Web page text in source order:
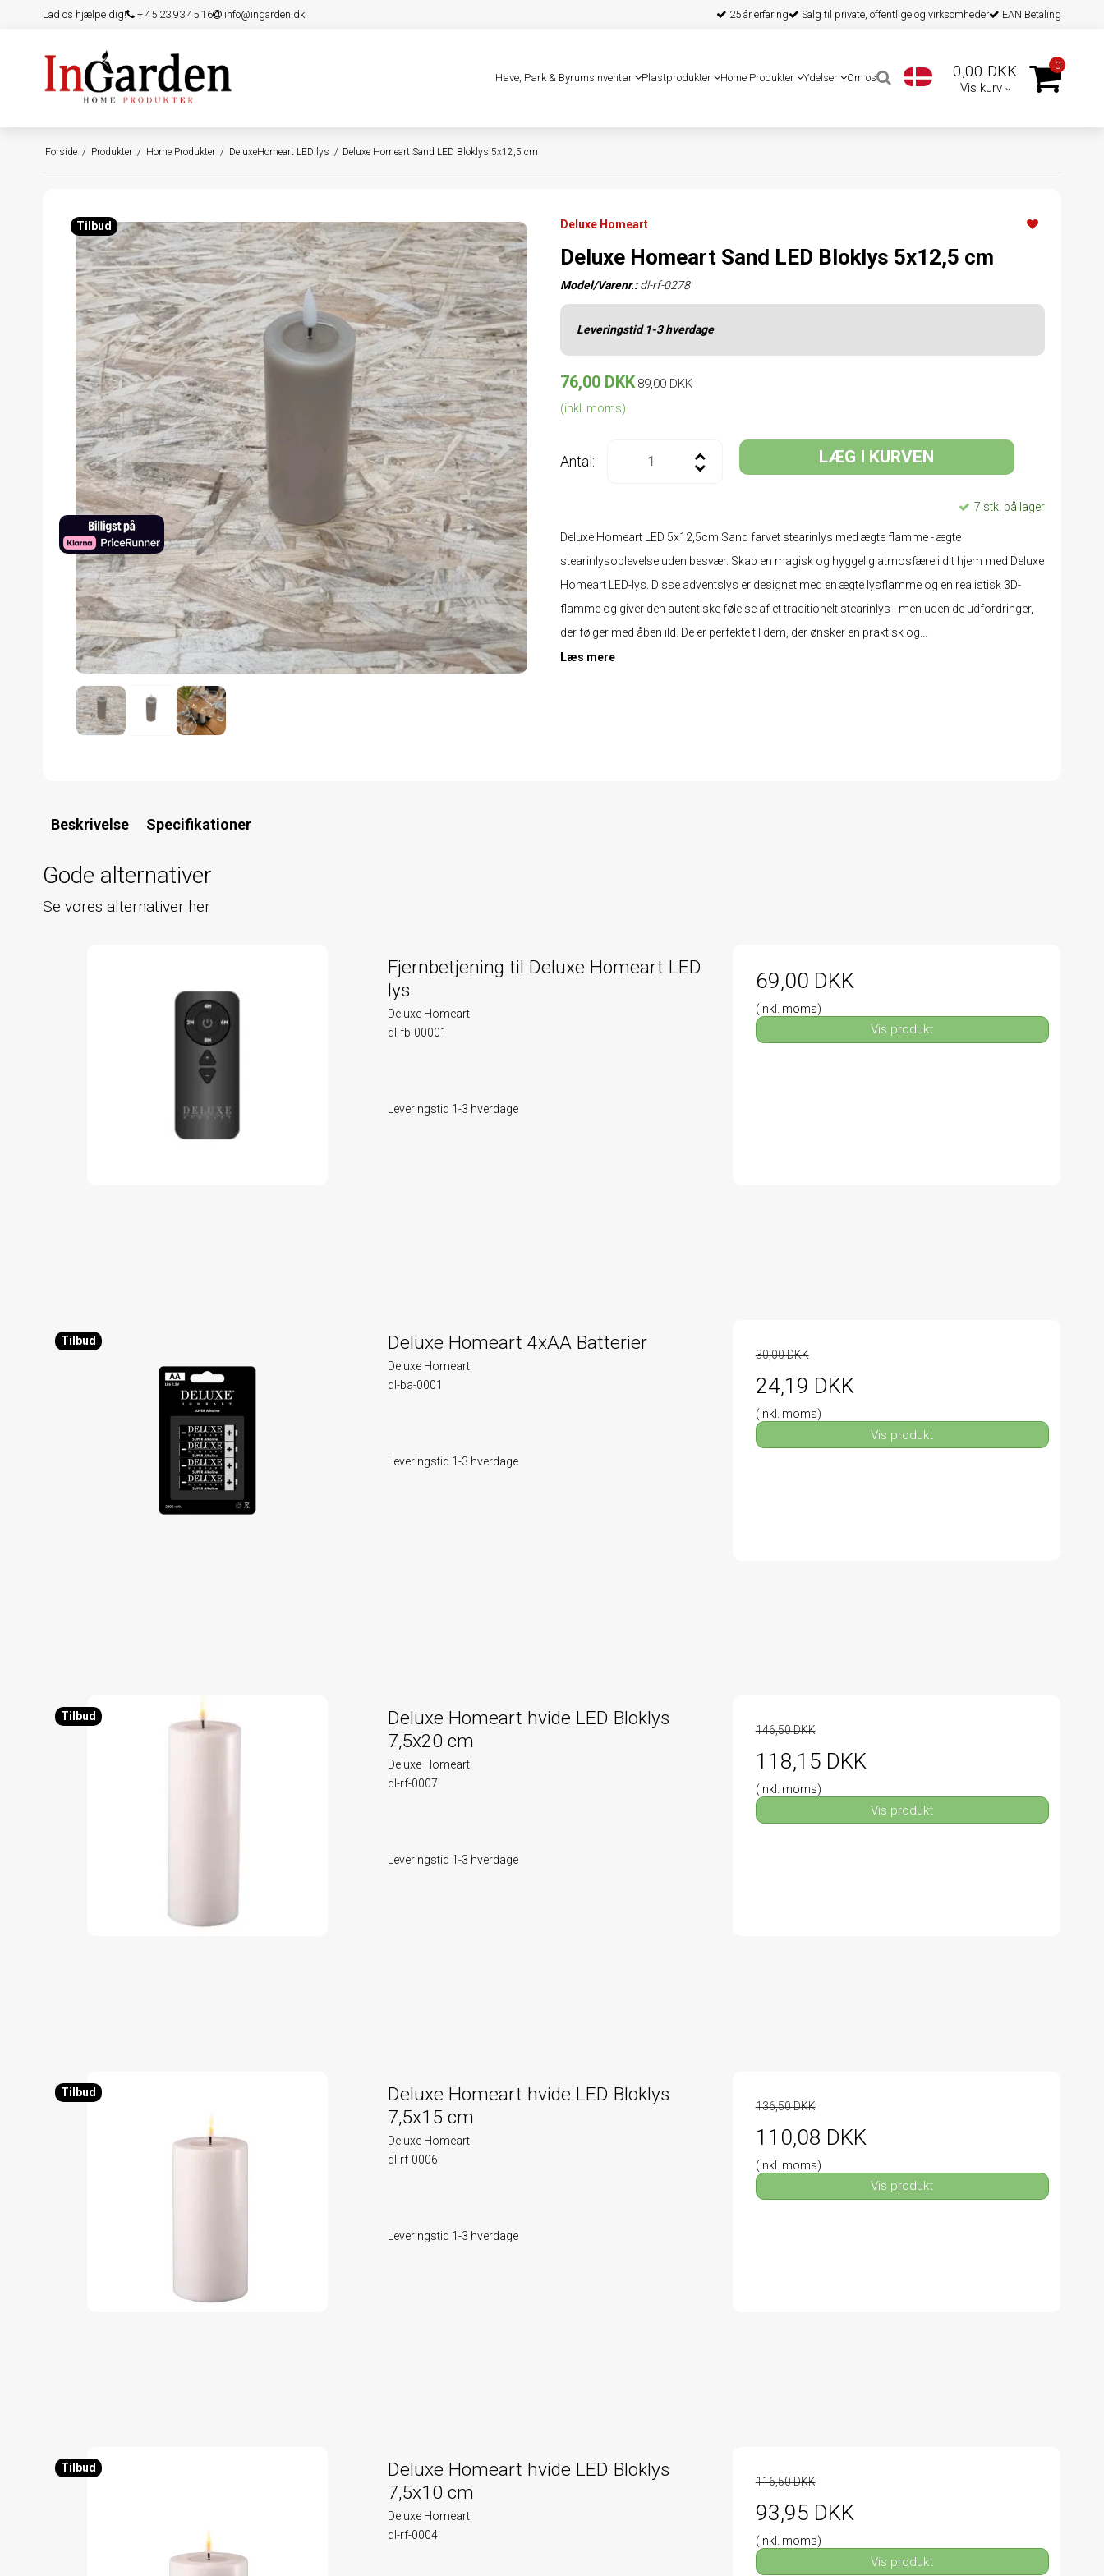
Lad os hjælpe dig! + 45 23 93 45 16 info@ingarden.dk 25 år erfaring Salg til private, offentlige og virksomheder EAN Betaling
Have, Park & Byrumsinventar Plastprodukter Home Produkter Ydelser Om os 0,00 DKK
Vis kurv
0
Forside / Produkter / Home Produkter / DeluxeHomeart LED lys / Deluxe Homeart Sand LED Bloklys 5x12,5 cm
Tilbud Deluxe Homeart
Deluxe Homeart Sand LED Bloklys 5x12,5 cm
Model/Varenr.: dl-rf-0278
Leveringstid 1-3 hverdage
76,00 DKK89,00 DKK
(inkl. moms)
Antal: LÆG I KURVEN
7 stk. på lager
Deluxe Homeart LED 5x12,5cm Sand farvet stearinlys med ægte flamme - ægte
stearinlysoplevelse uden besvær. Skab en magisk og hyggelig atmosfære i dit hjem med Deluxe
Homeart LED-lys. Disse adventslys er designet med en ægte lysflamme og en realistisk 3D-
flamme og giver den autentiske følelse af et traditionelt stearinlys - men uden de udfordringer,
der følger med åben ild. De er perfekte til dem, der ønsker en praktisk og...
Læs mere
Beskrivelse Specifikationer
Gode alternativer
Se vores alternativer her
Fjernbetjening til Deluxe Homeart LED
lys
Deluxe Homeart
dl-fb-00001
Leveringstid 1-3 hverdage
69,00 DKK
(inkl. moms)
Vis produkt
Tilbud Deluxe Homeart 4xAA Batterier
Deluxe Homeart
dl-ba-0001
Leveringstid 1-3 hverdage
30,00 DKK
24,19 DKK
(inkl. moms)
Vis produkt
Tilbud
Deluxe Homeart hvide LED Bloklys
7,5x20 cm
Deluxe Homeart
dl-rf-0007
Leveringstid 1-3 hverdage
146,50 DKK
118,15 DKK
(inkl. moms)
Vis produkt
Tilbud
Deluxe Homeart hvide LED Bloklys
7,5x15 cm
Deluxe Homeart
dl-rf-0006
Leveringstid 1-3 hverdage
136,50 DKK
110,08 DKK
(inkl. moms)
Vis produkt
Tilbud
Deluxe Homeart hvide LED Bloklys
7,5x10 cm
Deluxe Homeart
dl-rf-0004
116,50 DKK
93,95 DKK
(inkl. moms)
Vis produkt